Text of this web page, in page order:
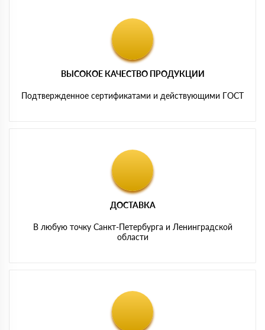
ВЫСОКОЕ КАЧЕСТВО ПРОДУКЦИИ
Подтвержденное сертификатами и действующими ГОСТ
ДОСТАВКА
В любую точку Санкт-Петербурга и Ленинградской
области